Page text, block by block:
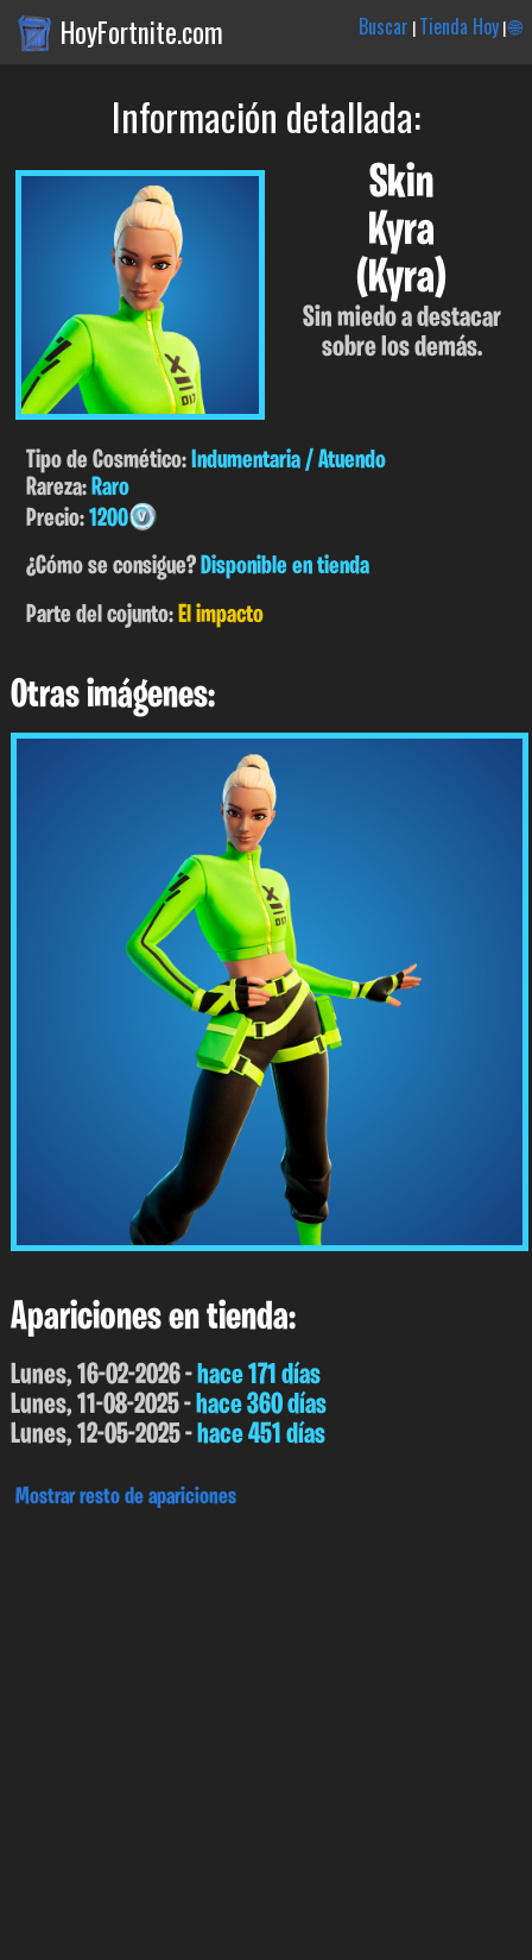
HoyFortnite.com Buscar |Tienda Hoy|🌐
Información detallada:
Skin
Kyra
(Kyra)
Sin miedo a destacar
sobre los demás.
Tipo de Cosmético:Indumentaria / Atuendo
Rareza:Raro
Precio:1200
¿Cómo se consigue?Disponible en tienda
Parte del cojunto:El impacto
Otras imágenes:
Apariciones en tienda:
Lunes, 16-02-2026 -hace 171 días
Lunes, 11-08-2025 -hace 360 días
Lunes, 12-05-2025 -hace 451 días
Mostrar resto de apariciones